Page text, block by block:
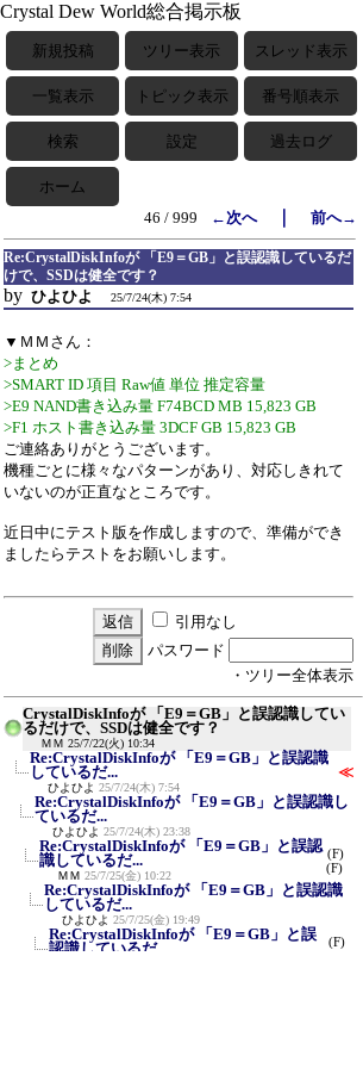
Crystal Dew World総合掲示板
新規投稿 ツリー表示 スレッド表示
一覧表示 トピック表示 番号順表示
検索 設定 過去ログ
ホーム
46 / 999
←次へ｜ 前へ→
Re:CrystalDiskInfoが 「E9＝GB」と誤認識しているだ
けで、SSDは健全です？
by ひよひよ 25/7/24(木) 7:54
▼ＭＭさん：
>まとめ
>SMART ID 項目 Raw値 単位 推定容量
>E9 NAND書き込み量 F74BCD MB 15,823 GB
>F1 ホスト書き込み量 3DCF GB 15,823 GB
ご連絡ありがとうございます。
機種ごとに様々なパターンがあり、対応しきれて
いないのが正直なところです。
近日中にテスト版を作成しますので、準備ができ
ましたらテストをお願いします。
引用なし
パスワード
・ツリー全体表示
CrystalDiskInfoが 「E9＝GB」と誤認識してい
るだけで、SSDは健全です？
ＭＭ 25/7/22(火) 10:34
Re:CrystalDiskInfoが 「E9＝GB」と誤認識
しているだ...
ひよひよ 25/7/24(木) 7:54
≪
Re:CrystalDiskInfoが 「E9＝GB」と誤認識し
ているだ...
ひよひよ 25/7/24(木) 23:38
Re:CrystalDiskInfoが 「E9＝GB」と誤認
識しているだ...
ＭＭ 25/7/25(金) 10:22
(F)
(F)
Re:CrystalDiskInfoが 「E9＝GB」と誤認識
しているだ...
ひよひよ 25/7/25(金) 19:49
Re:CrystalDiskInfoが 「E9＝GB」と誤
認識しているだ...
(F)